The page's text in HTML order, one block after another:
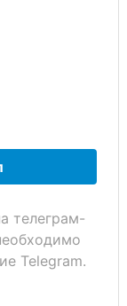
телеграм-
Telegram.